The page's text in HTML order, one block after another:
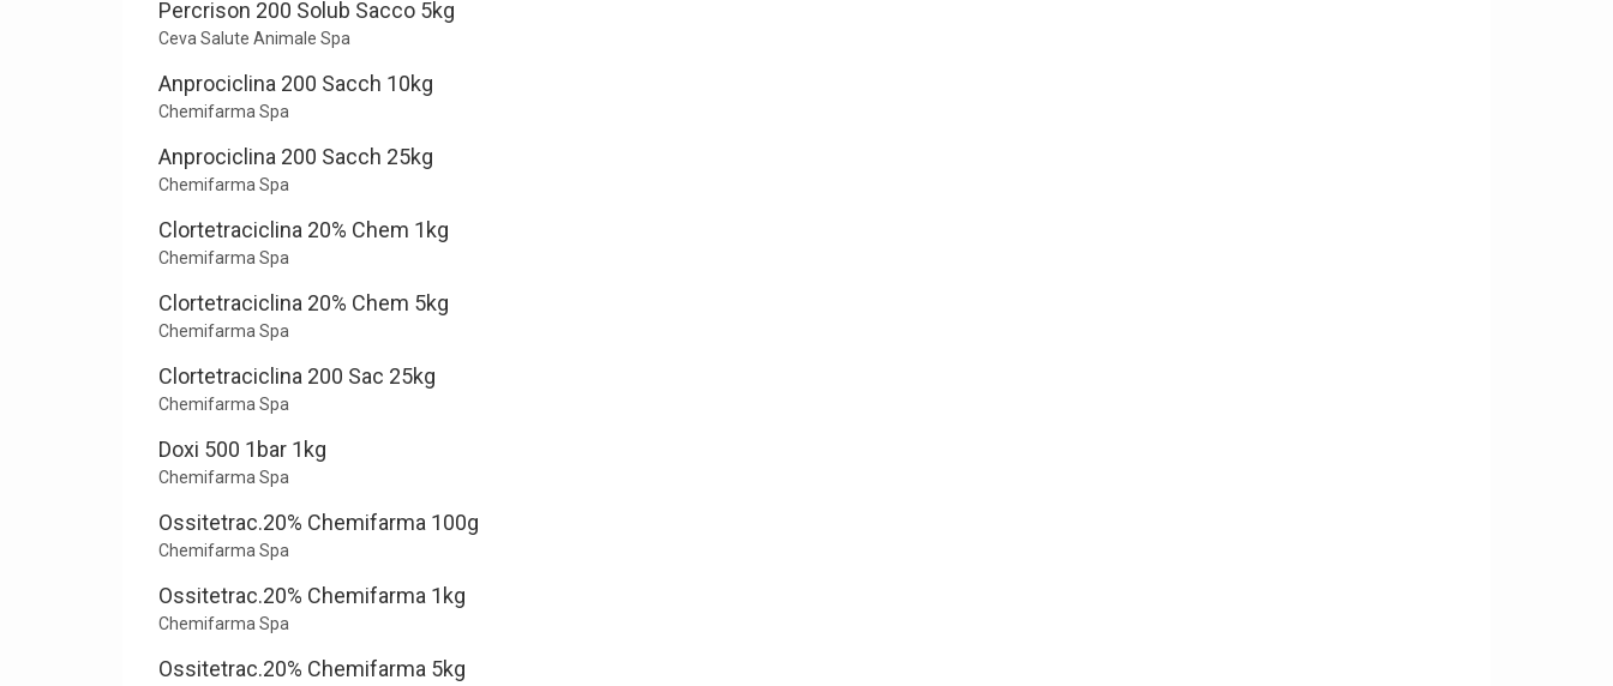
Percrison 200 Solub Sacco 5kg
Ceva Salute Animale Spa
Anprociclina 200 Sacch 10kg
Chemifarma Spa
Anprociclina 200 Sacch 25kg
Chemifarma Spa
Clortetraciclina 20% Chem 1kg
Chemifarma Spa
Clortetraciclina 20% Chem 5kg
Chemifarma Spa
Clortetraciclina 200 Sac 25kg
Chemifarma Spa
Doxi 500 1bar 1kg
Chemifarma Spa
Ossitetrac.20% Chemifarma 100g
Chemifarma Spa
Ossitetrac.20% Chemifarma 1kg
Chemifarma Spa
Ossitetrac.20% Chemifarma 5kg